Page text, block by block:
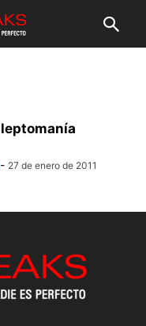
- 27 de enero de 2011